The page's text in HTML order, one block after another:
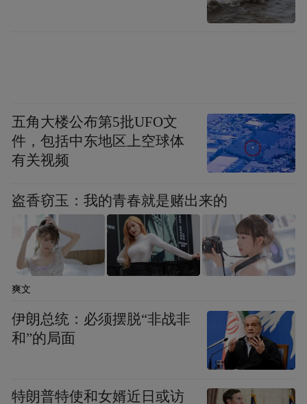
五角大楼公布第5批UFO文
件，包括中东地区上空球体
有关视频
盗香窃玉：我的青春就是赌出来的
爽文
伊朗总统：必须摆脱“非战非
和”的局面
特朗普特使和女婿近日或访